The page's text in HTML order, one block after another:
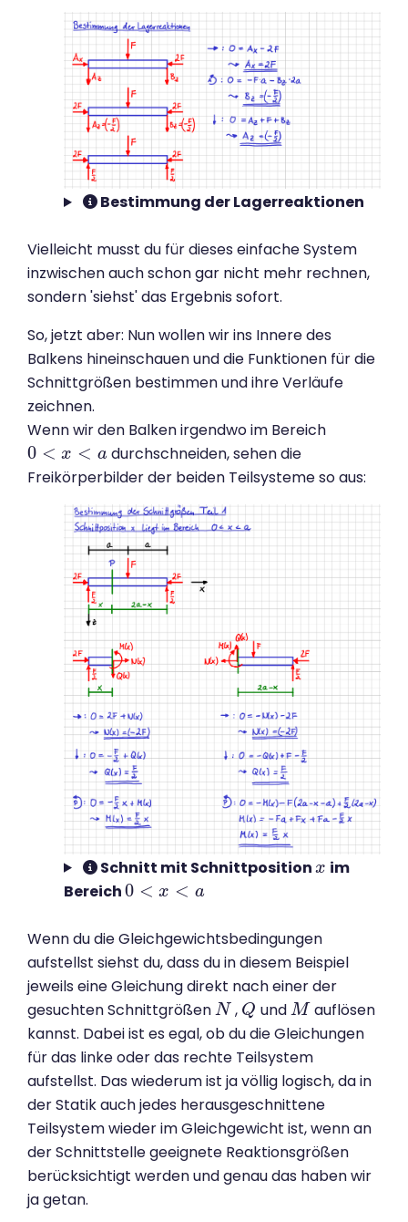
Bestimmung der Lagerreaktionen
Vielleicht musst du für dieses einfache System
inzwischen auch schon gar nicht mehr rechnen,
sondern 'siehst' das Ergebnis sofort.
So, jetzt aber: Nun wollen wir ins Innere des
Balkens hineinschauen und die Funktionen für die
Schnittgrößen bestimmen und ihre Verläufe
zeichnen.
Wenn wir den Balken irgendwo im Bereich
0 < x < a
0 <x< a
durchschneiden, sehen die
Freikörperbilder der beiden Teilsysteme so aus:
Schnitt mit Schnittposition x
x im
Bereich0 < x < a
0 <x< a
Wenn du die Gleichgewichtsbedingungen
aufstellst siehst du, dass du in diesem Beispiel
jeweils eine Gleichung direkt nach einer der
gesuchten Schnittgrößen N
N , Q
Q und M
M auflösen
kannst. Dabei ist es egal, ob du die Gleichungen
für das linke oder das rechte Teilsystem
aufstellst. Das wiederum ist ja völlig logisch, da in
der Statik auch jedes herausgeschnittene
Teilsystem wieder im Gleichgewicht ist, wenn an
der Schnittstelle geeignete Reaktionsgrößen
berücksichtigt werden und genau das haben wir
ja getan.